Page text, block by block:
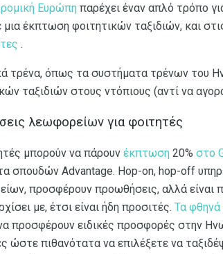
Ευρώπη παρέχει έναν απλό τρόπο
μια έκπτωση φοιτητικών ταξιδιών, και
.
τρένα, όπως τα συστήματα τρένων του
ταξιδιών στους ντόπιους (αντί να
λεωφορείων για φοιτητές
μπορούν να πάρουν έκπτωση 20% στο
σπουδών Advantage. Hop-on, hop-off
προσφέρουν προωθήσεις, αλλά είναι
με, έτσι είναι ήδη προσιτές. Τα
προσφέρουν ειδικές προσφορές στην
ώστε πιθανότατα να επιλέξετε να